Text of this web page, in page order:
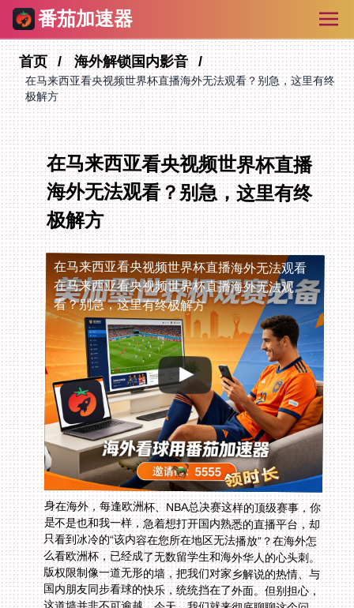
番茄加速器
首页 海外解锁国内影音
在马来西亚看央视频世界杯直播海外无法观看？别急，这里有终
极解方
在马来西亚看央视频世界杯直播
海外无法观看？别急，这里有终
极解方
在马来西亚看央视频世界杯直播海外无法观看
在马来西亚看央视频世界杯直播海外无法观
看？别急，这里有终极解方
身在海外，每逢欧洲杯、NBA总决赛这样的顶级赛事，你
是不是也和我一样，急着想打开国内熟悉的直播平台，却
只看到冰冷的“该内容在您所在地区无法播放”？在海外怎
么看欧洲杯，已经成了无数留学生和海外华人的心头刺。
版权限制像一道无形的墙，把我们对家乡解说的热情、与
国内朋友同步看球的快乐，统统挡在了外面。但别担心，
这道墙并非不可逾越。今天，我们就来彻底聊聊这个问